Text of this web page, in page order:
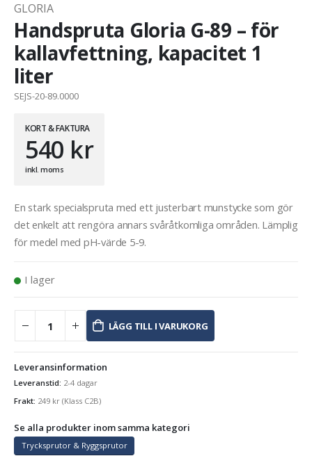
GLORIA
Handspruta Gloria G-89 – för
kallavfettning, kapacitet 1
liter
SEJS-20-89.0000
KORT & FAKTURA
540 kr
inkl. moms
En stark specialspruta med ett justerbart munstycke som gör
det enkelt att rengöra annars svåråtkomliga områden. Lämplig
för medel med pH-värde 5-9.
I lager
LÄGG TILL I VARUKORG
Leveransinformation
Leveranstid: 2-4 dagar
Frakt: 249 kr (Klass C2B)
Se alla produkter inom samma kategori
Trycksprutor & Ryggsprutor